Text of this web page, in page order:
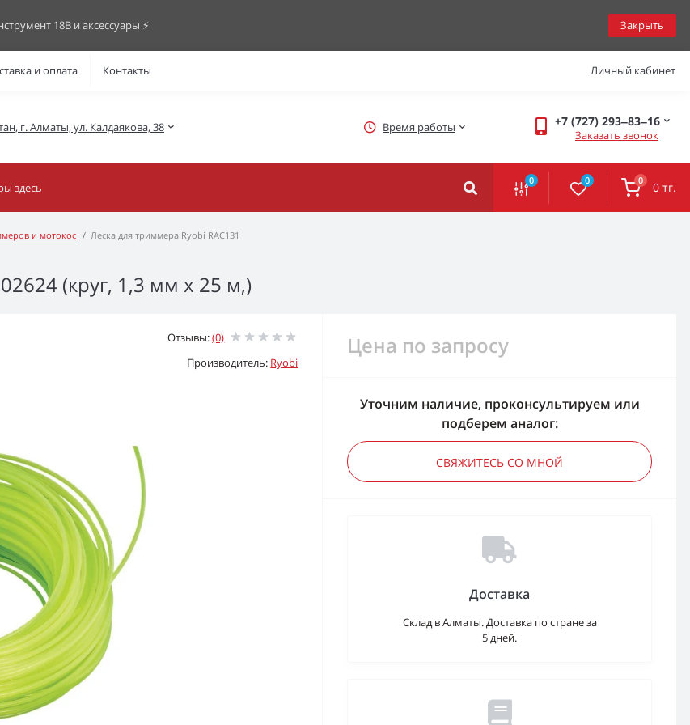
18В и аксессуары ⚡️ Закрыть
и оплата Контакты Личный кабинет
г. Алматы, ул. Калдаякова, 38 Время работы +7 (727) 293‒83‒16
Заказать звонок
0 0 0 0 тг.
и мотокос Леска для триммера Ryobi RAC131
(круг, 1,3 мм х 25 м,)
Отзывы:(0)
Производитель: Ryobi
Цена по запросу
Уточним наличие, проконсультируем или
подберем аналог:
СВЯЖИТЕСЬ СО МНОЙ
Доставка
Склад в Алматы. Доставка по стране за
5 дней.